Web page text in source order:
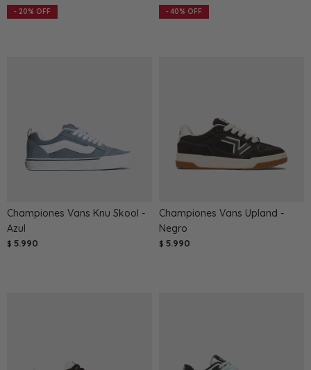
20 40
Championes Vans Knu Skool -
Azul
$ 5.990
Championes Vans Upland -
Negro
$ 5.990